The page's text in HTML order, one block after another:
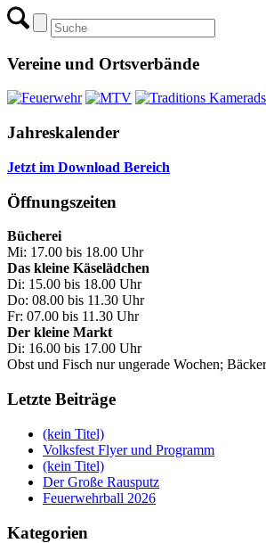
Vereine und Ortsverbände
Jahreskalender
Jetzt im Download Bereich
Öffnungszeiten
Bücherei
Mi: 17.00 bis 18.00 Uhr
Das kleine Käselädchen
Di: 15.00 bis 18.00 Uhr
Do: 08.00 bis 11.30 Uhr
Fr: 07.00 bis 11.30 Uhr
Der kleine Markt
Di: 16.00 bis 17.00 Uhr
Obst und Fisch nur ungerade Wochen;
Letzte Beiträge
(kein Titel)
Volksfest Flyer und Programm
(kein Titel)
Der Große Rausputz
Feuerwehrball 2026
Kategorien